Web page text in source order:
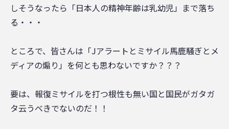
しそうなったら「日本人の精神年齢は乳幼児」まで落ち
る・・・
ところで、皆さんは「Jアラートとミサイル馬鹿騒ぎとメ
ディアの煽り」を何とも思わないですか？？？
要は、報復ミサイルを打つ根性も無い国と国民がガタガ
タ云うべきでないのだ！！